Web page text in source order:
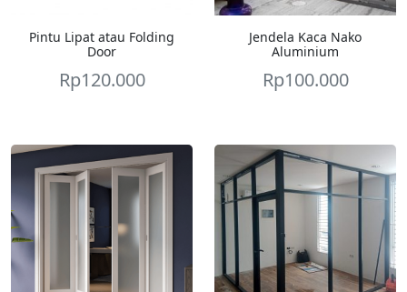
Pintu Lipat atau Folding
Door
Rp120.000
Jendela Kaca Nako
Aluminium
Rp100.000